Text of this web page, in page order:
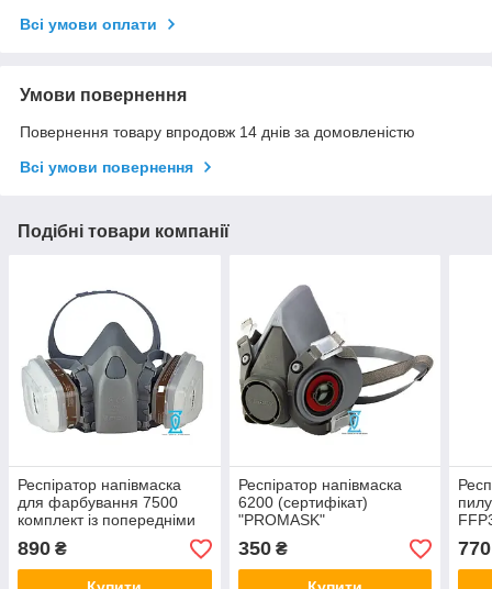
Всі умови оплати
Умови повернення
Повернення товару впродовж 14 днів за домовленістю
Всі умови повернення
Подібні товари компанії
Респіратор напівмаска
для фарбування 7500
комплект із попередніми
890 ₴
Респіратор напівмаска
6200 (сертифікат)
"PROMASK"
350₴ 770